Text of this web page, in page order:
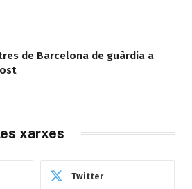
de Barcelona de guàrdia a
xarxes
Twitter